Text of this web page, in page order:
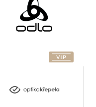
Optika
Křepela
Pizzeria
Lenuzzi